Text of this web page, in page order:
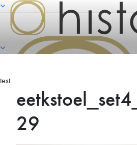
Naar
inhoud
springen
test
29